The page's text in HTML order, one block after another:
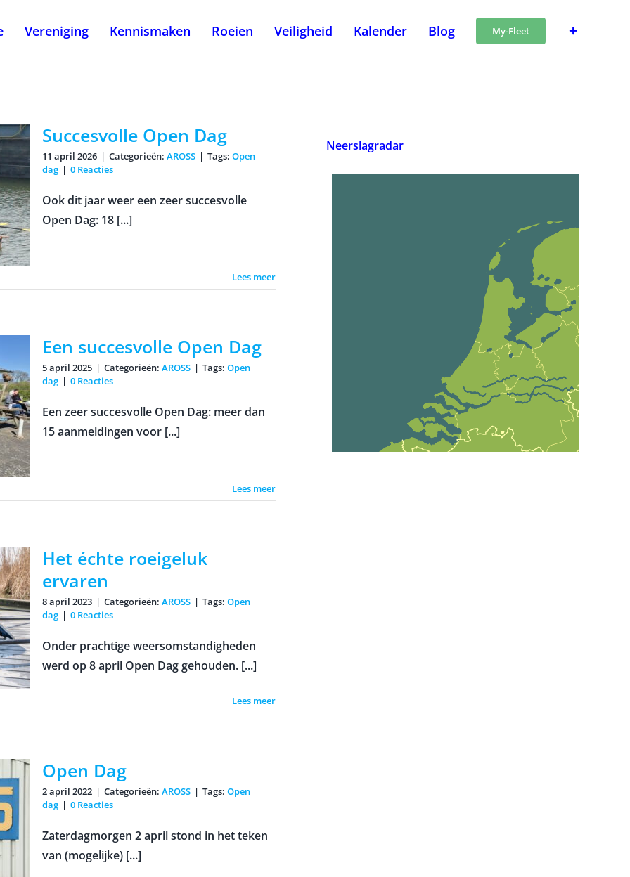
Vereniging Kennismaken Roeien Veiligheid Kalender Blog My-Fleet
Succesvolle Open Dag
11 april 2026 | Categorieën: AROSS | Tags: Open
dag | 0 Reacties
Ook dit jaar weer een zeer succesvolle
Open Dag: 18 [...]
Lees meer
Een succesvolle Open Dag
5 april 2025 | Categorieën: AROSS | Tags: Open
dag | 0 Reacties
Een zeer succesvolle Open Dag: meer dan
15 aanmeldingen voor [...]
Lees meer
Het échte roeigeluk
ervaren
8 april 2023 | Categorieën: AROSS | Tags: Open
dag | 0 Reacties
Onder prachtige weersomstandigheden
werd op 8 april Open Dag gehouden. [...]
Lees meer
Open Dag
2 april 2022 | Categorieën: AROSS | Tags: Open
dag | 0 Reacties
Zaterdagmorgen 2 april stond in het teken
van (mogelijke) [...]
Neerslagradar